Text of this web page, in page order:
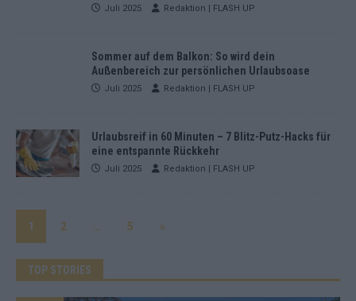
Juli 2025 Redaktion | FLASH UP
Sommer auf dem Balkon: So wird dein
Außenbereich zur persönlichen Urlaubsoase
Juli 2025 Redaktion | FLASH UP
Urlaubsreif in 60 Minuten – 7 Blitz-Putz-Hacks für
eine entspannte Rückkehr
Juli 2025 Redaktion | FLASH UP
1 2 5 »
TOP STORIES